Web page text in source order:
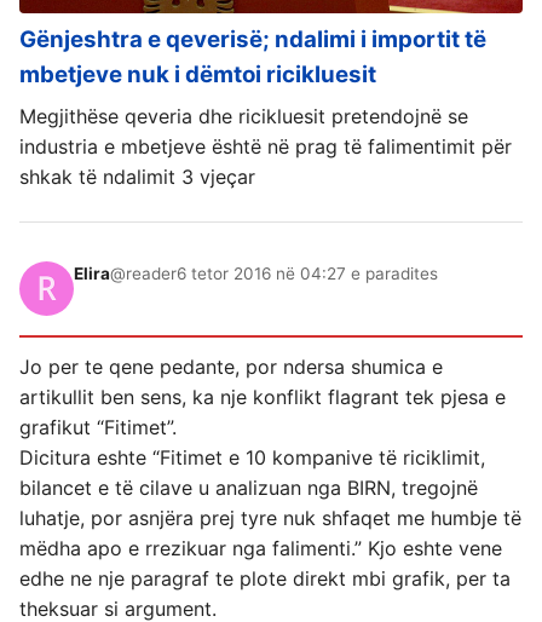
Gënjeshtra e qeverisë; ndalimi i importit të
mbetjeve nuk i dëmtoi ricikluesit
Megjithëse qeveria dhe ricikluesit pretendojnë se
industria e mbetjeve është në prag të falimentimit për
shkak të ndalimit 3 vjeçar
Elira@reader6 tetor 2016 në 04:27 e paradites
Jo per te qene pedante, por ndersa shumica e
artikullit ben sens, ka nje konflikt flagrant tek pjesa e
grafikut “Fitimet”.
Dicitura eshte “Fitimet e 10 kompanive të riciklimit,
bilancet e të cilave u analizuan nga BIRN, tregojnë
luhatje, por asnjëra prej tyre nuk shfaqet me humbje të
mëdha apo e rrezikuar nga falimenti.” Kjo eshte vene
edhe ne nje paragraf te plote direkt mbi grafik, per ta
theksuar si argument.